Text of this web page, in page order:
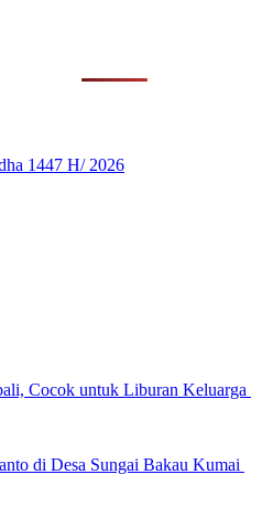
1447 H/ 2026
Cocok untuk Liburan Keluarga
di Desa Sungai Bakau Kumai